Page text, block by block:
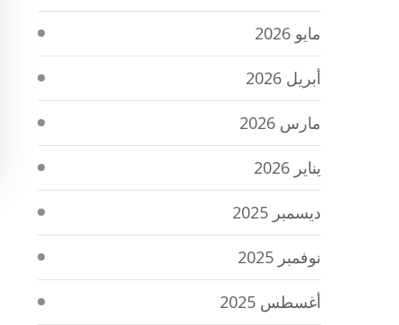
مايو 2026
أبريل 2026
مارس 2026
يناير 2026
ديسمبر 2025
نوفمبر 2025
أغسطس 2025